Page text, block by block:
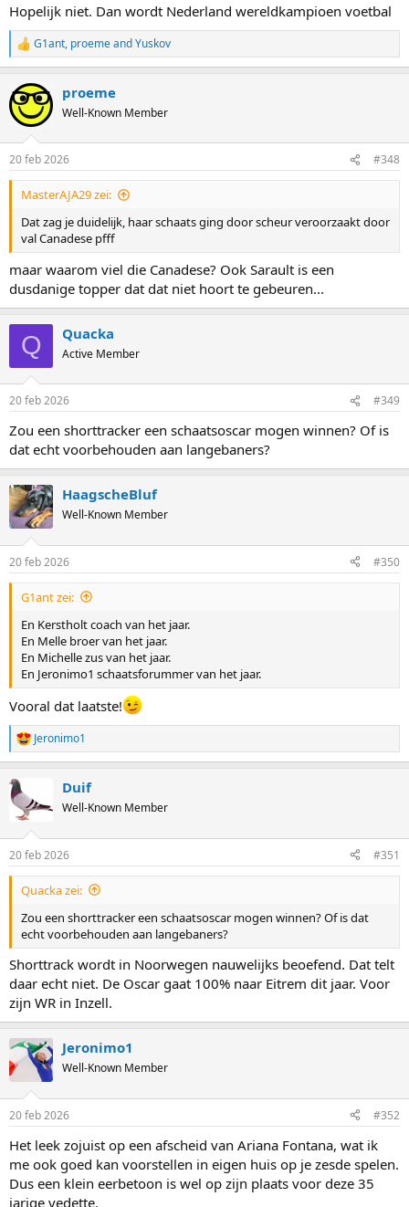
Hopelijk niet. Dan wordt Nederland wereldkampioen voetbal
R
e
c
t
i
s
:
G1ant, proemeandYuskov
proeme
Well-Known Member
20 feb 2026 #348
MasterAJA29 zei:
Dat zag je duidelijk, haar schaats ging door scheur veroorzaakt door
val Canadese pfff
maar waarom viel die Canadese? Ook Sarault is een
dusdanige topper dat dat niet hoort te gebeuren...
Q Quacka
Active Member
20 feb 2026 #349
Zou een shorttracker een schaatsoscar mogen winnen? Of is
dat echt voorbehouden aan langebaners?
HaagscheBluf
Well-Known Member
20 feb 2026 #350
G1ant zei:
En Kerstholt coach van het jaar.
En Melle broer van het jaar.
En Michelle zus van het jaar.
En Jeronimo1 schaatsforummer van het jaar.
Vooral dat laatste!
R
e
c
t
i
s
:
Jeronimo1
Duif
Well-Known Member
20 feb 2026 #351
Quacka zei:
Zou een shorttracker een schaatsoscar mogen winnen? Of is dat
echt voorbehouden aan langebaners?
Shorttrack wordt in Noorwegen nauwelijks beoefend. Dat telt
daar echt niet. De Oscar gaat 100% naar Eitrem dit jaar. Voor
zijn WR in Inzell.
Jeronimo1
Well-Known Member
20 feb 2026 #352
Het leek zojuist op een afscheid van Ariana Fontana, wat ik
me ook goed kan voorstellen in eigen huis op je zesde spelen.
Dus een klein eerbetoon is wel op zijn plaats voor deze 35
jarige vedette.